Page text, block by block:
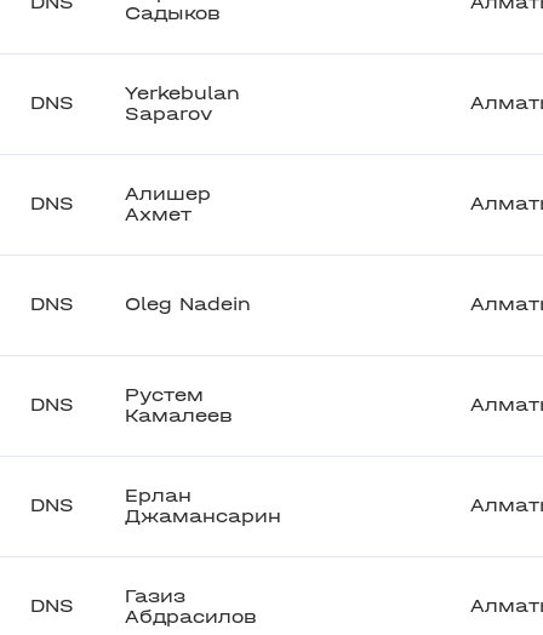
Садыков
DNS
Yerkebulan
Saparov
DNS
Алишер
Ахмет
DNS Oleg Nadein
DNS
Рустем
Камалеев
DNS
Ерлан
Джамансарин
DNS
Газиз
Абдрасилов